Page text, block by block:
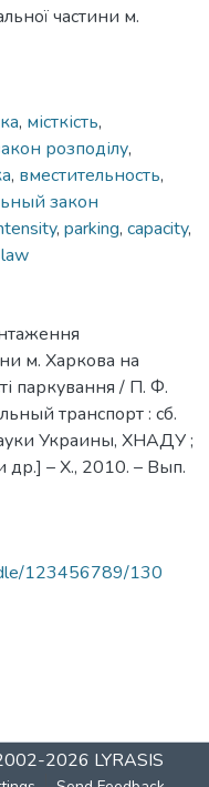
частини м.
, місткість,
розподілу,
, вместительность,
закон
, parking, capacity,
м. Харкова на
паркування / П. Ф.
транспорт : сб.
Украины, ХНАДУ ;
др.] – Х., 2010. – Вып.
123456789/130
2026 LYRASIS